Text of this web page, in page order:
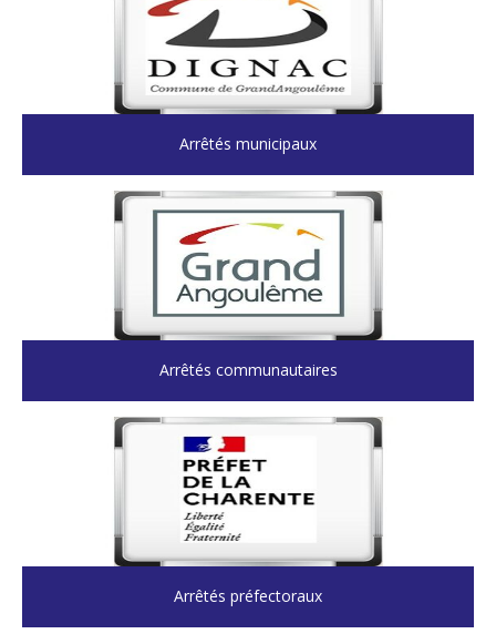
Arrêtés municipaux
Arrêtés communautaires
Arrêtés préfectoraux